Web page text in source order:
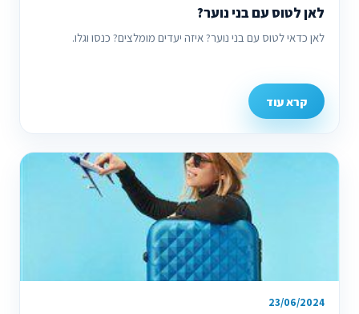
לאן לטוס עם בני נוער?
לאן כדאי לטוס עם בני נוער? איזה יעדים מומלצים? כנסו וגלו.
קרא עוד
23/06/2024